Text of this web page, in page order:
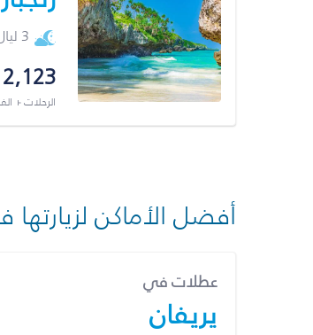
3 ليال
الرحلات +
أفضل الأماكن
عطلات في
يريفان